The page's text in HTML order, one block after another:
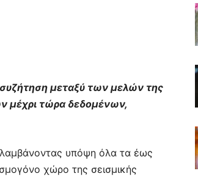
μεταξύ των μελών της
μέχρι τώρα δεδομένων,
λαμβάνοντας υπόψη όλα τα έως
χώρο της σεισμικής